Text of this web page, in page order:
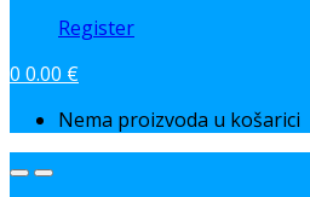
Register
0 0.00 €
Nema proizvoda u košarici